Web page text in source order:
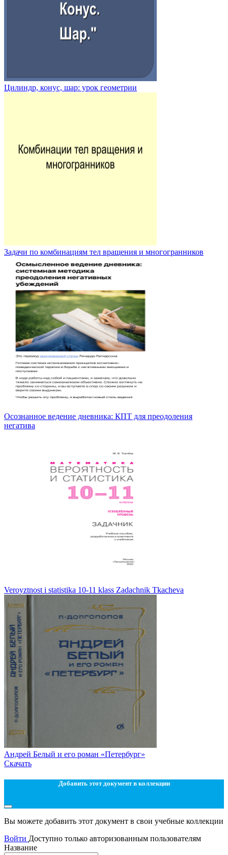
Цилиндр, конус, шар: урок геометрии
Задачи по комбинациям тел вращения и многогранников
Осознанное ведение дневника: КПТ для преодоления
негатива
Veroyztnost i statistika 10-11 klass Zadachnik Tkacheva
Андрей Белый и его роман «Петербург»
Скачать
Добавить этот документ в коллекции
Вы можете добавить этот документ в свои учебные коллекции
Войти Доступно только авторизованным пользователям
Название